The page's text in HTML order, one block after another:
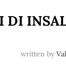
DI
written by